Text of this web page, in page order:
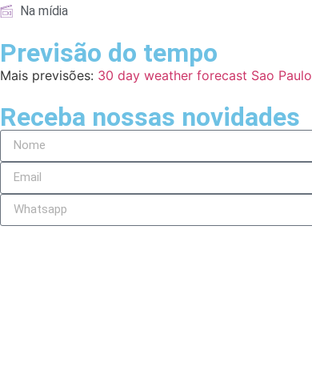
Na mídia
Previsão do tempo
Mais previsões: 30 day weather forecast Sao Paulo
Receba nossas novidades